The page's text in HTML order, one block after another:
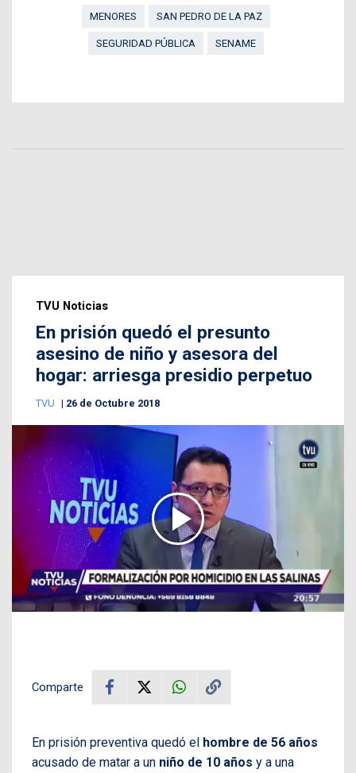
MENORES
SAN PEDRO DE LA PAZ
SEGURIDAD PÚBLICA SENAME
TVU Noticias
En prisión quedó el presunto
asesino de niño y asesora del
hogar: arriesga presidio perpetuo
TVU 26 de Octubre 2018
Comparte
En prisión preventiva quedó el hombre de 56 años
acusado de matar a un niño de 10 años y a una